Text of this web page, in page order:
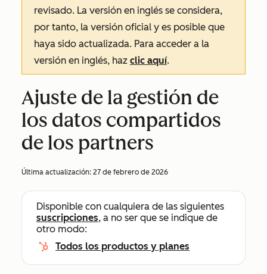
revisado. La versión en inglés se considera,
por tanto, la versión oficial y es posible que
haya sido actualizada. Para acceder a la
versión en inglés, haz clic aquí.
Ajuste de la gestión de
los datos compartidos
de los partners
Última actualización: 27 de febrero de 2026
Disponible con cualquiera de las siguientes
suscripciones, a no ser que se indique de
otro modo:
Todos los productos y planes